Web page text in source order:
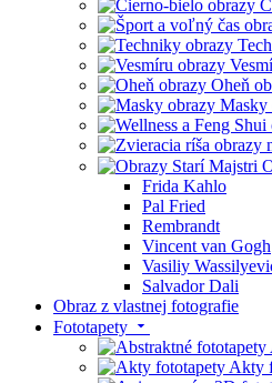
Oheň
Masky
Frida Kahlo
Pal Fried
Rembrandt
Vincent van Gogh
Vasiliy
Salvador Dali
Obraz z vlastnej fotografie
Fototapety
Akty